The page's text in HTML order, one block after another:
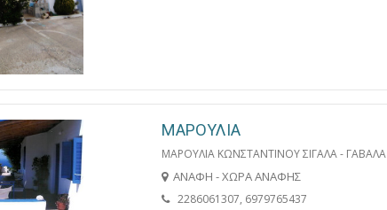
ΜΑΡΟΥΛΙΑ
ΜΑΡΟΥΛΙΑ ΚΩΝΣΤΑΝΤΙΝΟΥ ΣΙΓΑΛΑ - ΓΑΒΑΛΑ
ΑΝΑΦΗ - ΧΩΡΑ ΑΝΑΦΗΣ
2286061307, 6979765437